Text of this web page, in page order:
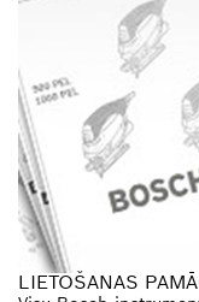
LIETOŠANAS